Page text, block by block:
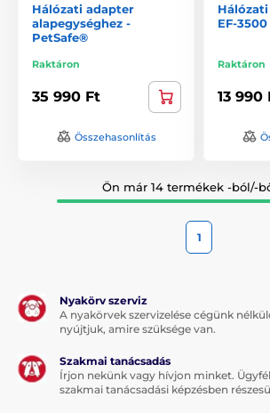
Hálózati adapter
alapegységhez -
PetSafe®
Raktáron
35 990 Ft
Összehasonlítás
EF-
Raktáron
13 990
Ön már 14 termékek -ból/-
1
Nyakörv szerviz
A nyakörvek szervizelése cégünk
nyújtjuk, amire szüksége van.
Szakmai tanácsadás
Írjon nekünk vagy hívjon minket.
szakmai tanácsadási képzésben